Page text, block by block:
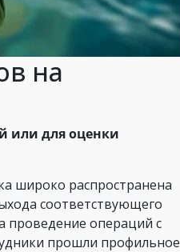
на
или для оценки
широко распространена
соответствующего
проведение операций с
прошли профильное